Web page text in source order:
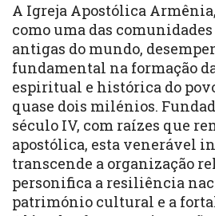
A Igreja Apostólica
como uma das
antigas do mundo,
fundamental na formação
espiritual e histórica do
quase dois milénios.
século IV, com raízes que
apostólica, esta venerável
transcende a organização
personifica a resiliência
património cultural e a